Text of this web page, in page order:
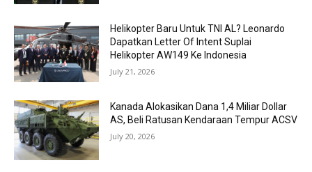
Helikopter Baru Untuk TNI AL? Leonardo
Dapatkan Letter Of Intent Suplai
Helikopter AW149 Ke Indonesia
July 21, 2026
Kanada Alokasikan Dana 1,4 Miliar Dollar
AS, Beli Ratusan Kendaraan Tempur ACSV
July 20, 2026